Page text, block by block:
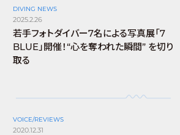
DIVING NEWS
2025.2.26
若手フォトダイバー7名による写真展「7
BLUE」開催！“心を奪われた瞬間” を切り
取る
VOICE/REVIEWS
2020.12.31